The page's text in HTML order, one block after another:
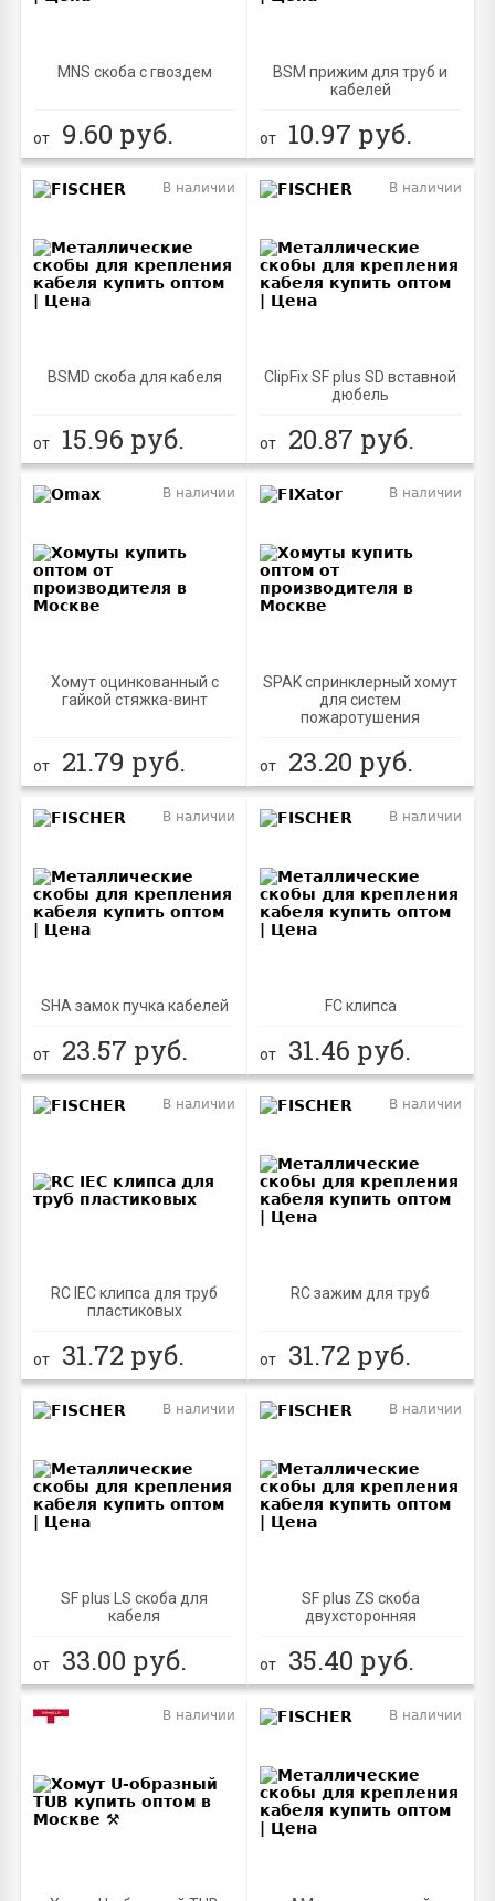
MNS скоба с гвоздем
от 9.60 руб.
BSM прижим для труб и
кабелей
от 10.97 руб.
BSMD скоба для кабеля
В наличии
от 15.96 руб.
ClipFix SF plus SD вставной
дюбель
В наличии
от 20.87 руб.
Хомут оцинкованный с
гайкой стяжка-винт
В наличии
от 21.79 руб.
SPAK спринклерный хомут
для систем
пожаротушения
В наличии
от 23.20 руб.
SHA замок пучка кабелей
В наличии
от 23.57 руб.
FC клипса
В наличии
от 31.46 руб.
RC IEC клипса для труб
пластиковых
В наличии
от 31.72 руб.
RC зажим для труб
В наличии
от 31.72 руб.
SF plus LS скоба для
кабеля
В наличии
от 33.00 руб.
SF plus ZS скоба
двухсторонняя
В наличии
от 35.40 руб.
В наличии В наличии